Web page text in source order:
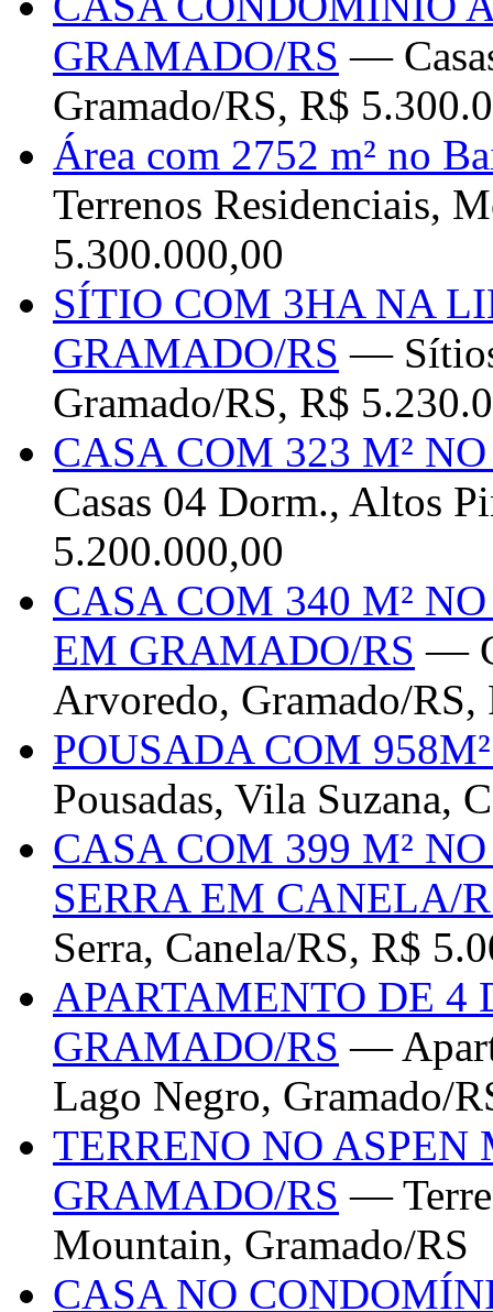
GRAMADO/RS —
Gramado/RS, R$
Área com 2752 m² no
Terrenos Residenciais,
5.300.000,00
SÍTIO COM 3HA NA
GRAMADO/RS —
Gramado/RS, R$
CASA COM 323 M²
Casas 04 Dorm., Altos
5.200.000,00
CASA COM 340 M²
EM GRAMADO/RS —
Arvoredo, Gramado/
POUSADA COM
Pousadas, Vila Suzana,
CASA COM 399 M²
SERRA EM CANELA/
Serra, Canela/RS, R$
APARTAMENTO DE 4
GRAMADO/RS —
Lago Negro, Gramado/
TERRENO NO
GRAMADO/RS —
Mountain, Gramado/RS
CASA NO